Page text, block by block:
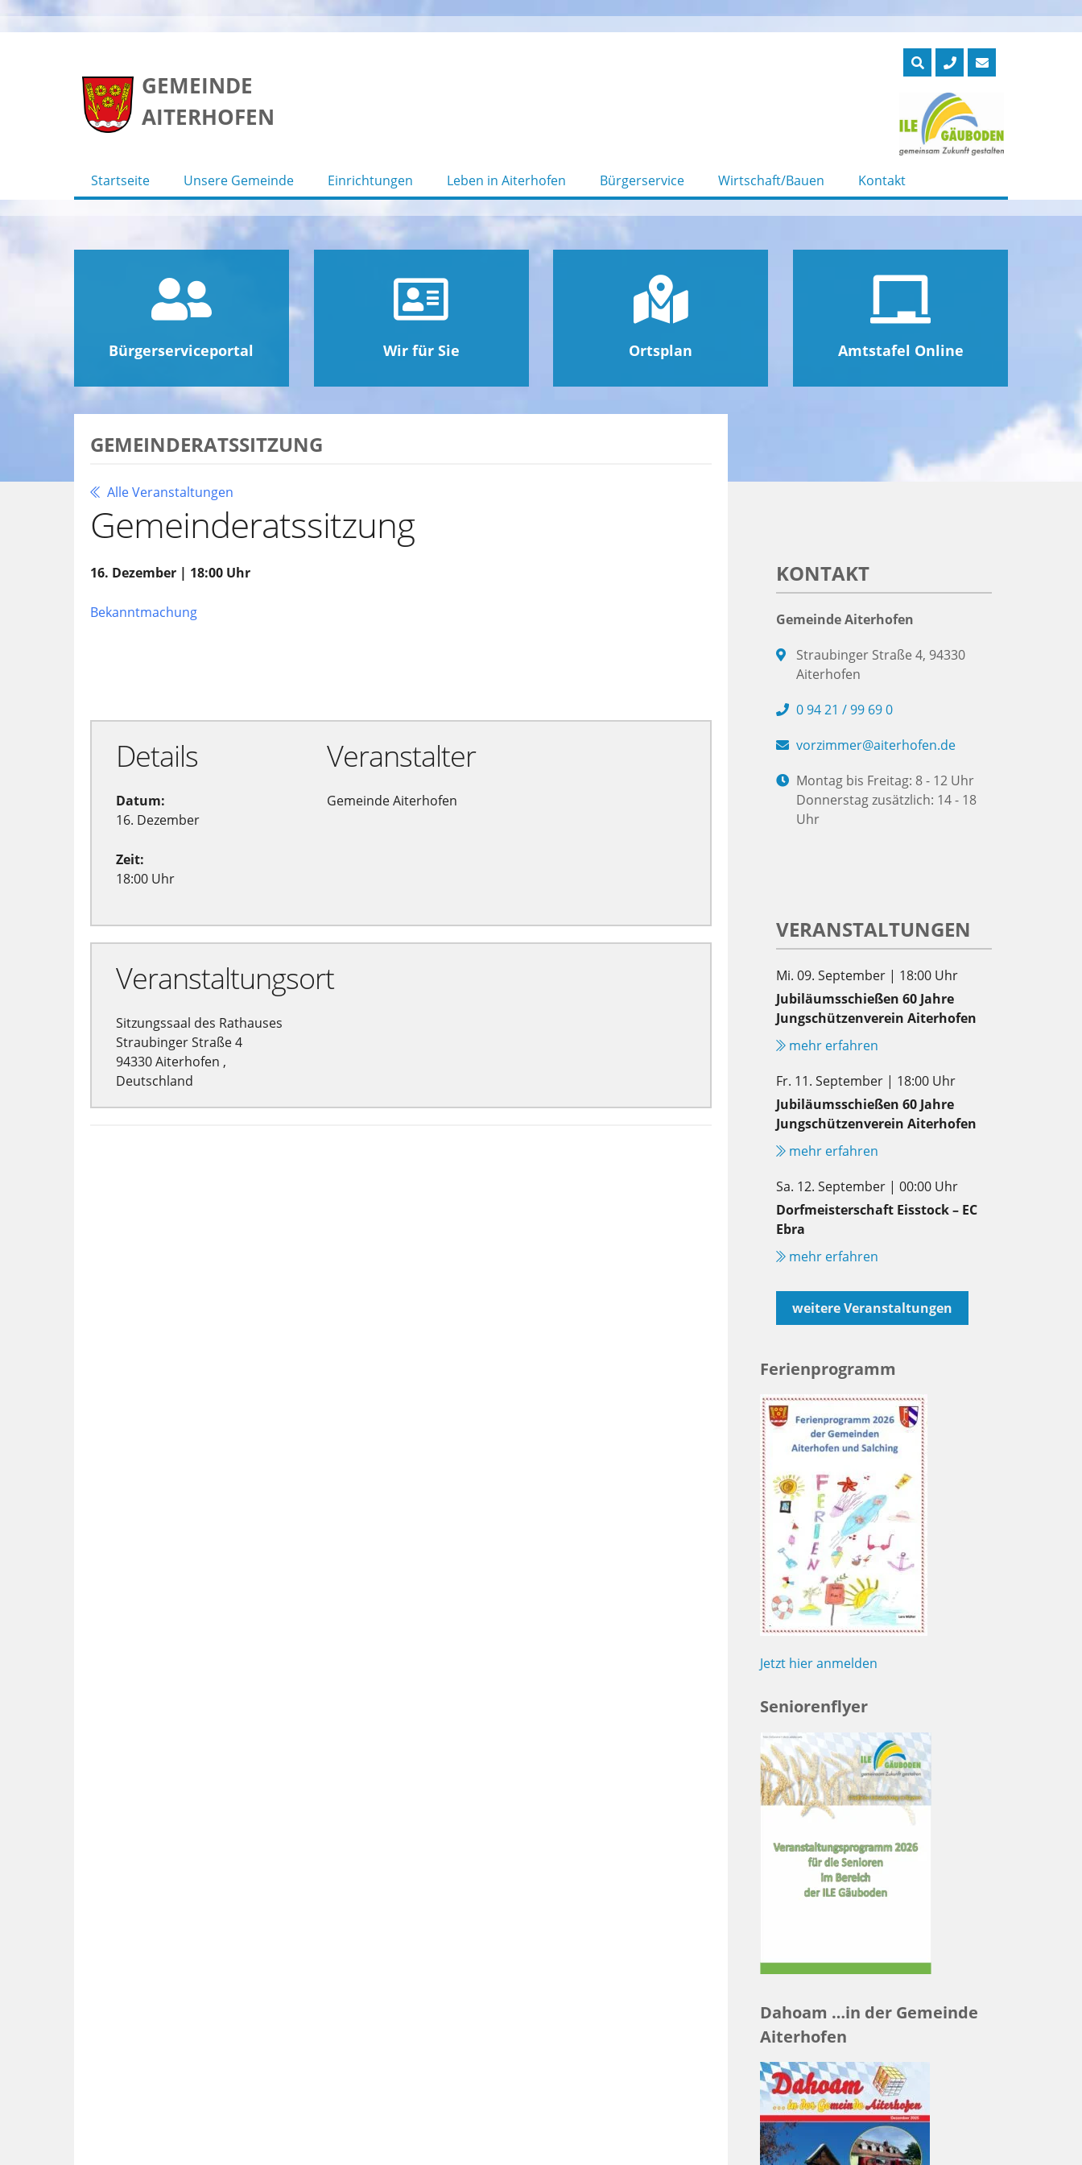
GEMEINDE
AITERHOFEN
Startseite Unsere Gemeinde Einrichtungen Leben in Aiterhofen Bürgerservice Wirtschaft/Bauen Kontakt
Bürgerserviceportal Wir für Sie Ortsplan Amtstafel Online
GEMEINDERATSSITZUNG
Alle Veranstaltungen
Gemeinderatssitzung
16. Dezember | 18:00 Uhr
Bekanntmachung
Details
Datum:
16. Dezember
Zeit:
18:00 Uhr
Veranstalter
Gemeinde Aiterhofen
Veranstaltungsort
Sitzungssaal des Rathauses
Straubinger Straße 4
94330 Aiterhofen ,
Deutschland
KONTAKT
Gemeinde Aiterhofen
Straubinger Straße 4, 94330
Aiterhofen
0 94 21 / 99 69 0
vorzimmer@aiterhofen.de
Montag bis Freitag: 8 - 12 Uhr
Donnerstag zusätzlich: 14 - 18
Uhr
VERANSTALTUNGEN
Mi. 09. September | 18:00 Uhr
Jubiläumsschießen 60 Jahre
Jungschützenverein Aiterhofen
mehr erfahren
Fr. 11. September | 18:00 Uhr
Jubiläumsschießen 60 Jahre
Jungschützenverein Aiterhofen
mehr erfahren
Sa. 12. September | 00:00 Uhr
Dorfmeisterschaft Eisstock – EC
Ebra
mehr erfahren
weitere Veranstaltungen
Ferienprogramm
Jetzt hier anmelden
Seniorenflyer
Dahoam …in der Gemeinde
Aiterhofen